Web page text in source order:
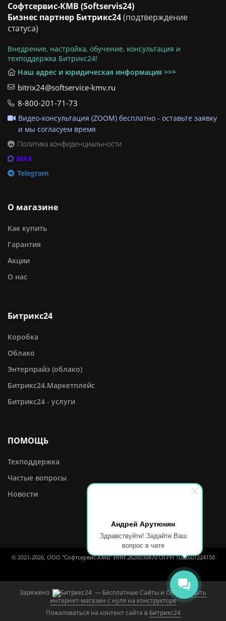
Андрей Арутюнян
Здравствуйте! Задайте Ваш
вопрос в чате
Софтсервис-КМВ (Softservis24)
Бизнес партнер Битрикс24(подтверждение
статуса)
Внедрение, настройка, обучение, консультация и
техподдержка Битрикс24!
Наш адрес и юридическая информация >>>
bitrix24@softservice-kmv.ru
8-800-201-71-73
Видео-консультация (ZOOM) бесплатно - оставьте заявку
и мы согласуем время
Политика конфиденциальности
MAX
Telegram
О магазине
Как купить
Гарантия
Акции
О нас
Битрикс24
Коробка
Облако
Энтерпрайз (облако)
Битрикс24.Маркетплейс
Битрикс24 - услуги
ПОМОЩЬ
Техподдержка
Частые вопросы
Новости
© 2021-2026, ООО "Софтсервис-КМВ" ИНН 2626030870 ОГРН 1022601224150
Заряжено — Бесплатные Сайты и CRM.
Создать
интернет-магазин с нуля на конструкторе
Пожаловаться на контент cайта в Битрикс24